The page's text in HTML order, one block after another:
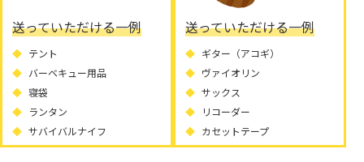
送っていただける一例
テント
バーベキュー用品
寝袋
ランタン
サバイバルナイフ
送っていただける一例
ギター（アコギ）
ヴァイオリン
サックス
リコーダー
カセットテープ